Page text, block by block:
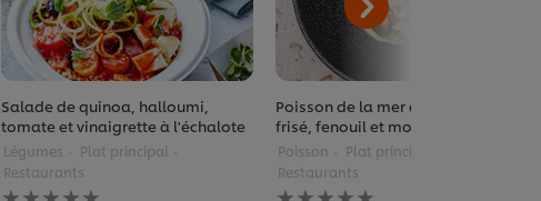
Salade de quinoa, halloumi,
tomate et vinaigrette à l'échalote
Légumes
Plat principal
Restaurants
Aucune
Poisson de la mer du Nord, chou
frisé, fenouil et mousse de curry
Poisson
Plat principal
Restaurants
Aucune